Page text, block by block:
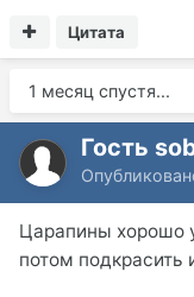
Цитата
1 месяц спустя...
Гость
Царапины хорошо
потом подкрасить